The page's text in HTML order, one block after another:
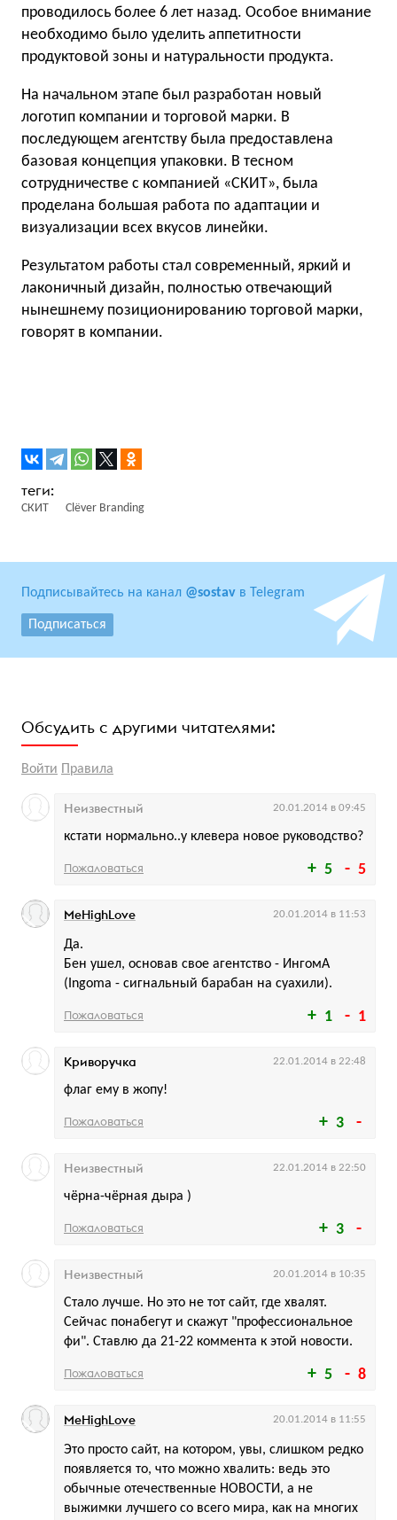
проводилось более 6 лет назад. Особое внимание
необходимо было уделить аппетитности
продуктовой зоны и натуральности продукта.
На начальном этапе был разработан новый
логотип компании и торговой марки. В
последующем агентству была предоставлена
базовая концепция упаковки. В тесном
сотрудничестве с компанией «СКИТ», была
проделана большая работа по адаптации и
визуализации всех вкусов линейки.
Результатом работы стал современный, яркий и
лаконичный дизайн, полностью отвечающий
нынешнему позиционированию торговой марки,
говорят в компании.
СКИТ Clёver Branding
Подписывайтесь на канал @sostav в Telegram
Подписаться
Обсудить с другими читателями:
Войти Правила
5 5
кстати нормально..у клевера новое руководство?
Неизвестный 20.01.2014 в 09:45
Пожаловаться
1 1
Да.
Бен ушел, основав свое агентство - ИнгомА
(Ingoma - сигнальный барабан на суахили).
MeHighLove 20.01.2014 в 11:53
Пожаловаться
3
флаг ему в жопу!
Криворучка 22.01.2014 в 22:48
Пожаловаться
3
чёрна-чёрная дыра )
Неизвестный 22.01.2014 в 22:50
Пожаловаться
5 8
Стало лучше. Но это не тот сайт, где хвалят.
Сейчас понабегут и скажут "профессиональное
фи". Ставлю да 21-22 коммента к этой новости.
Неизвестный 20.01.2014 в 10:35
Пожаловаться
Это просто сайт, на котором, увы, слишком редко
появляется то, что можно хвалить: ведь это
обычные отечественные НОВОСТИ, а не
выжимки лучшего со всего мира, как на многих
MeHighLove 20.01.2014 в 11:55